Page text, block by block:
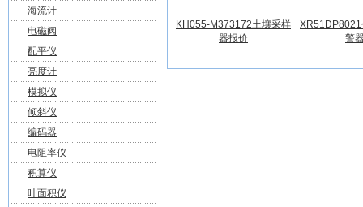
海流计
电磁阀
配平仪
亮度计
模拟仪
倾斜仪
编码器
电阻率仪
积算仪
叶面积仪
KH055-M373172土壤采样
器报价
警